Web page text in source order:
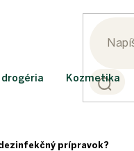
drogéria Kozmetika
prípravok?